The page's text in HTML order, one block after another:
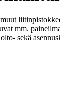
mm.
sekä